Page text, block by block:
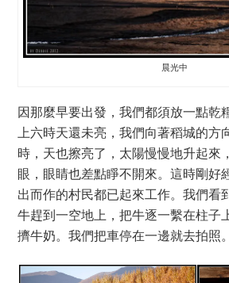
晨光中
因那麼早要出發，我們都須放一點乾
上六時天還未亮，我們向著稻城的方
時，天也擦亮了，太陽慢慢地升起來
眼，眼睛也差點睜不開來。這時剛好
出而作的村民都已起來工作。我們看
牛趕到一空地上，把牛逐一繫在柱子
擠牛奶。我們把車停在一邊就去拍照。